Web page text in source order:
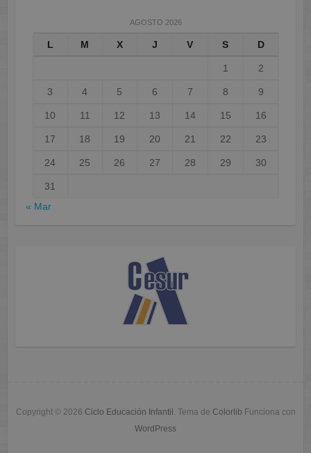
AGOSTO 2026
L M X J V S D
1 2
3 4 5 6 7 8 9
10 11 12 13 14 15 16
17 18 19 20 21 22 23
24 25 26 27 28 29 30
31
« Mar
Copyright © 2026 Ciclo Educación Infantil . Tema de Colorlib Funciona con
WordPress